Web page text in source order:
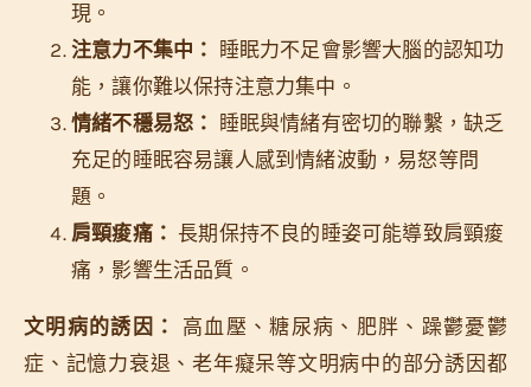
現。
注意力不集中：
睡眠力不足會影響大腦的認知功
能，讓你難以保持注意力集中。
情緒不穩易怒：
睡眠與情緒有密切的聯繫，缺乏
充足的睡眠容易讓人感到情緒波動，易怒等問
題。
肩頸痠痛： 長期保持不良的睡姿可能導致肩頸痠
痛，影響生活品質。
文明病的誘因：
高血壓、糖尿病、肥胖、躁鬱憂鬱
症、記憶力衰退、老年癡呆等文明病中的部分誘因都